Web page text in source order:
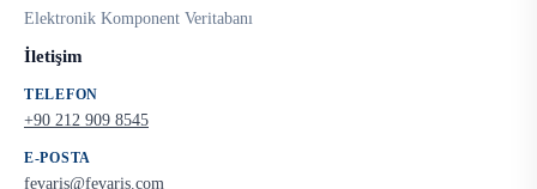
Elektronik Komponent Veritabanı
İletişim
TELEFON
+90 212 909 8545
E-POSTA
fevaris@fevaris.com